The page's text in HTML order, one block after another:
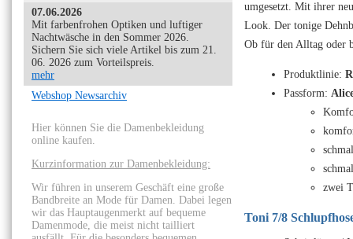
07.06.2026
Mit farbenfrohen Optiken und luftiger
Nachtwäsche in den Sommer 2026.
Sichern Sie sich viele Artikel bis zum 21.
06. 2026 zum Vorteilspreis.
mehr
Webshop Newsarchiv
Hier können Sie die Damenbekleidung
online kaufen.
Kurzinformation zur Damenbekleidung:
Wir führen in unserem Geschäft eine große
Bandbreite an Mode für Damen. Dabei legen
wir das Hauptaugenmerkt auf bequeme
Damenmode, die meist nicht tailliert
umgesetzt. Mit ihrer
Look. Der tonige
Ob für den Alltag oder
Produktlinie:
Passform:
zwei
Toni 7/8